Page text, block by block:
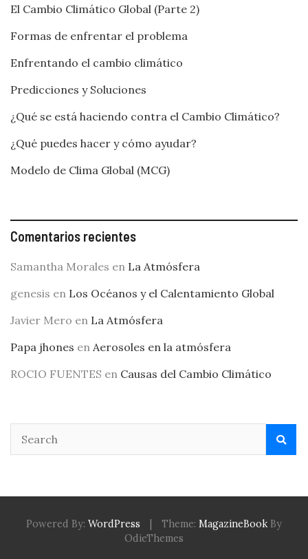
El Cambio Climático Global (Parte 2)
Formas de enfrentar el problema
Enfrentando el cambio climático
Predicciones y Soluciones
¿Qué se está haciendo contra el Cambio Climático?
¿Qué puedes hacer y cómo ayudar?
Modelo de Clima Global (MCG)
Comentarios recientes
Samantha Morales en La Atmósfera
genesis en Los Océanos y el Calentamiento Global
Javier Mero en La Atmósfera
Papa jhones en Aerosoles en la atmósfera
ROCIO FUENTES en Causas del Cambio Climático
Powered By: WordPress Theme: MagazineBook By
OdieThemes